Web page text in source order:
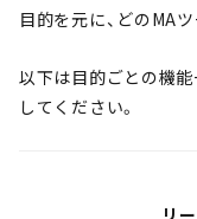
目的を元に、どのMA
以下は目的ごとの機
してください。